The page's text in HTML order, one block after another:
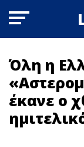
Όλη η
έκανε ο